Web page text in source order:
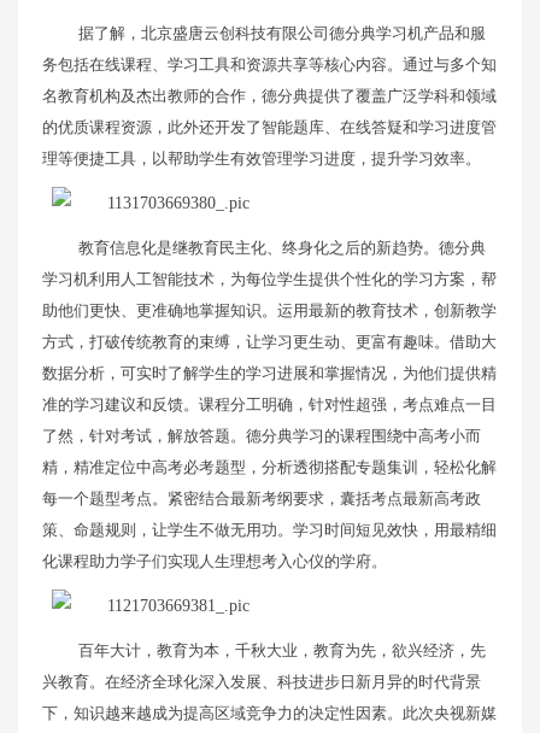
据了解，北京盛唐云创科技有限公司德分典学习机产品和服
务包括在线课程、学习工具和资源共享等核心内容。通过与多个知
名教育机构及杰出教师的合作，德分典提供了覆盖广泛学科和领域
的优质课程资源，此外还开发了智能题库、在线答疑和学习进度管
理等便捷工具，以帮助学生有效管理学习进度，提升学习效率。
教育信息化是继教育民主化、终身化之后的新趋势。德分典
学习机利用人工智能技术，为每位学生提供个性化的学习方案，帮
助他们更快、更准确地掌握知识。运用最新的教育技术，创新教学
方式，打破传统教育的束缚，让学习更生动、更富有趣味。借助大
数据分析，可实时了解学生的学习进展和掌握情况，为他们提供精
准的学习建议和反馈。课程分工明确，针对性超强，考点难点一目
了然，针对考试，解放答题。德分典学习的课程围绕中高考小而
精，精准定位中高考必考题型，分析透彻搭配专题集训，轻松化解
每一个题型考点。紧密结合最新考纲要求，囊括考点最新高考政
策、命题规则，让学生不做无用功。学习时间短见效快，用最精细
化课程助力学子们实现人生理想考入心仪的学府。
百年大计，教育为本，千秋大业，教育为先，欲兴经济，先
兴教育。在经济全球化深入发展、科技进步日新月异的时代背景
下，知识越来越成为提高区域竞争力的决定性因素。此次央视新媒